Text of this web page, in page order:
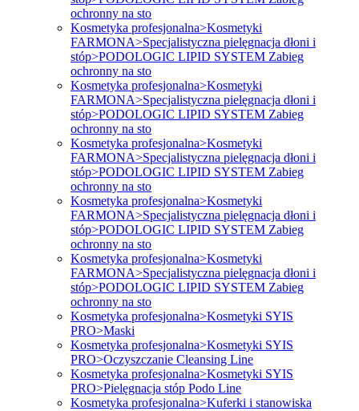
ochronny na sto
Kosmetyka profesjonalna>Kosmetyki
FARMONA>Specjalistyczna pielęgnacja dłoni i
stóp>PODOLOGIC LIPID SYSTEM Zabieg
ochronny na sto
Kosmetyka profesjonalna>Kosmetyki
FARMONA>Specjalistyczna pielęgnacja dłoni i
stóp>PODOLOGIC LIPID SYSTEM Zabieg
ochronny na sto
Kosmetyka profesjonalna>Kosmetyki
FARMONA>Specjalistyczna pielęgnacja dłoni i
stóp>PODOLOGIC LIPID SYSTEM Zabieg
ochronny na sto
Kosmetyka profesjonalna>Kosmetyki
FARMONA>Specjalistyczna pielęgnacja dłoni i
stóp>PODOLOGIC LIPID SYSTEM Zabieg
ochronny na sto
Kosmetyka profesjonalna>Kosmetyki
FARMONA>Specjalistyczna pielęgnacja dłoni i
stóp>PODOLOGIC LIPID SYSTEM Zabieg
ochronny na sto
Kosmetyka profesjonalna>Kosmetyki SYIS
PRO>Maski
Kosmetyka profesjonalna>Kosmetyki SYIS
PRO>Oczyszczanie Cleansing Line
Kosmetyka profesjonalna>Kosmetyki SYIS
PRO>Pielęgnacja stóp Podo Line
Kosmetyka profesjonalna>Kuferki i stanowiska